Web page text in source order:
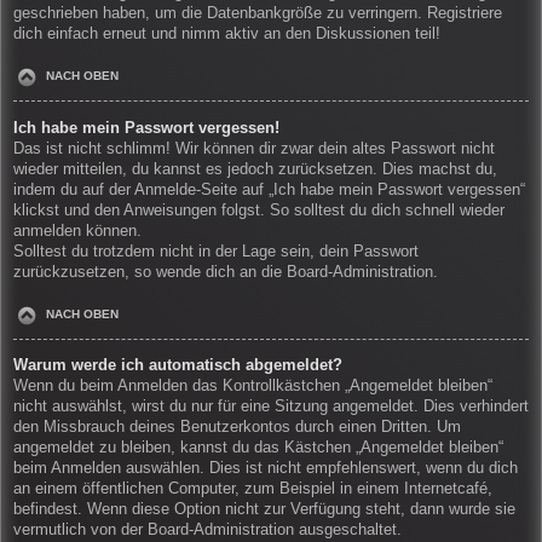
geschrieben haben, um die Datenbankgröße zu verringern. Registriere
dich einfach erneut und nimm aktiv an den Diskussionen teil!
NACH OBEN
Ich habe mein Passwort vergessen!
Das ist nicht schlimm! Wir können dir zwar dein altes Passwort nicht
wieder mitteilen, du kannst es jedoch zurücksetzen. Dies machst du,
indem du auf der Anmelde-Seite auf „Ich habe mein Passwort vergessen“
klickst und den Anweisungen folgst. So solltest du dich schnell wieder
anmelden können.
Solltest du trotzdem nicht in der Lage sein, dein Passwort
zurückzusetzen, so wende dich an die Board-Administration.
NACH OBEN
Warum werde ich automatisch abgemeldet?
Wenn du beim Anmelden das Kontrollkästchen „Angemeldet bleiben“
nicht auswählst, wirst du nur für eine Sitzung angemeldet. Dies verhindert
den Missbrauch deines Benutzerkontos durch einen Dritten. Um
angemeldet zu bleiben, kannst du das Kästchen „Angemeldet bleiben“
beim Anmelden auswählen. Dies ist nicht empfehlenswert, wenn du dich
an einem öffentlichen Computer, zum Beispiel in einem Internetcafé,
befindest. Wenn diese Option nicht zur Verfügung steht, dann wurde sie
vermutlich von der Board-Administration ausgeschaltet.